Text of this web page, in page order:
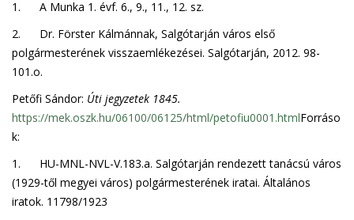
1. A Munka 1. évf. 6., 9., 11., 12. sz.
2. Dr. Förster Kálmánnak, Salgótarján város első
polgármesterének visszaemlékezései. Salgótarján, 2012. 98-
101.o.
Petőfi Sándor: Úti jegyzetek 1845.
https://mek.oszk.hu/06100/06125/html/petofiu0001.htmlForráso
k:
1. HU-MNL-NVL-V.183.a. Salgótarján rendezett tanácsú város
(1929-től megyei város) polgármesterének iratai. Általános
iratok. 11798/1923